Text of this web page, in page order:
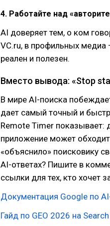
4. Работайте над
AI доверяет тем, о ком
VC.ru, в профильных медиа
реален и полезен.
Вместо вывода: «Stop
В мире AI-поиска
дает самый точный и
Remote Timer
приложение может
«объяснило» поисковику
AI-ответах? Пишите в
ссылки для тех, кто хочет
Документация Google по
Гайд по GEO 2026 на